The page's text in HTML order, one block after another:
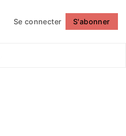
Se connecter S'abonner
Suivre